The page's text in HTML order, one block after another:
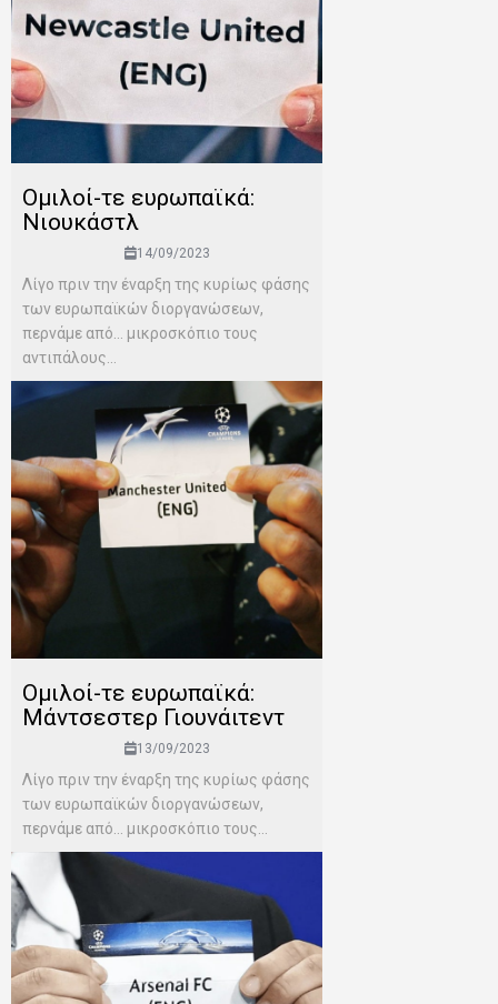
Ομιλοί-τε ευρωπαϊκά:
Νιουκάστλ
14/09/2023
Λίγο πριν την έναρξη της κυρίως φάσης
των ευρωπαϊκών διοργανώσεων,
περνάμε από… μικροσκόπιο τους
αντιπάλους...
Ομιλοί-τε ευρωπαϊκά:
Μάντσεστερ Γιουνάιτεντ
13/09/2023
Λίγο πριν την έναρξη της κυρίως φάσης
των ευρωπαϊκών διοργανώσεων,
περνάμε από… μικροσκόπιο τους...